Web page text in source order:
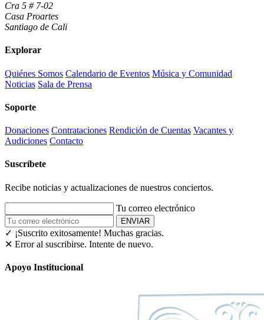
Cra 5 # 7-02
Casa Proartes
Santiago de Cali
Explorar
Quiénes Somos Calendario de Eventos Música y Comunidad
Noticias Sala de Prensa
Soporte
Donaciones Contrataciones Rendición de Cuentas Vacantes y
Audiciones Contacto
Suscríbete
Recibe noticias y actualizaciones de nuestros conciertos.
Tu correo electrónico
ENVIAR
✓ ¡Suscrito exitosamente! Muchas gracias.
✕ Error al suscribirse. Intente de nuevo.
Apoyo Institucional